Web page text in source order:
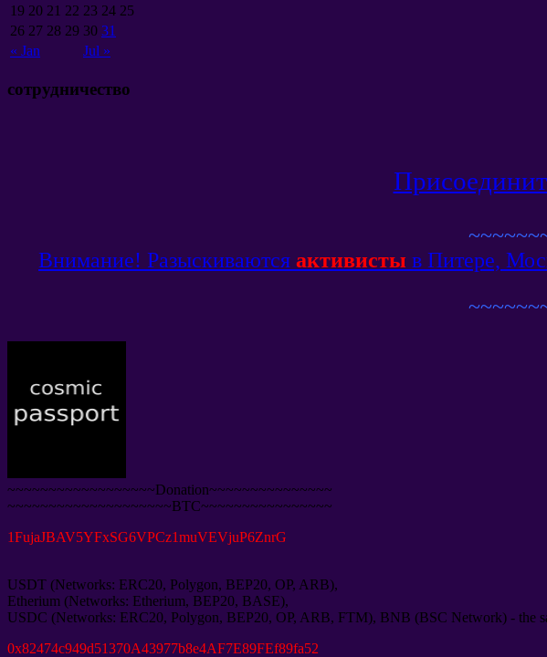
« Jan Jul »
19 20 21 22 23 24 25
26 27 28 29 30 31
сотрудничество
Внимание! Разыскиваются активисты в Питере,
~~~~~~~~~~~~~~~~~~Donation~~~~~~~~~~~~~~~
~~~~~~~~~~~~~~~~~~~~BTC~~~~~~~~~~~~~~~~
1FujaJBAV5YFxSG6VPCz1muVEVjuP6ZnrG
USDT (Networks: ERC20, Polygon, BEP20, OP, ARB),
Etherium (Networks: Etherium, BEP20, BASE),
USDC (Networks: ERC20, Polygon, BEP20, OP, ARB, FTM), BNB (BSC Network) - the
0x82474c949d51370A43977b8e4AF7E89FEf89fa52